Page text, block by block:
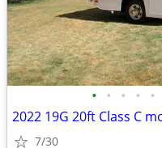
• • • • •
2022 19G 20ft Class C
7/30